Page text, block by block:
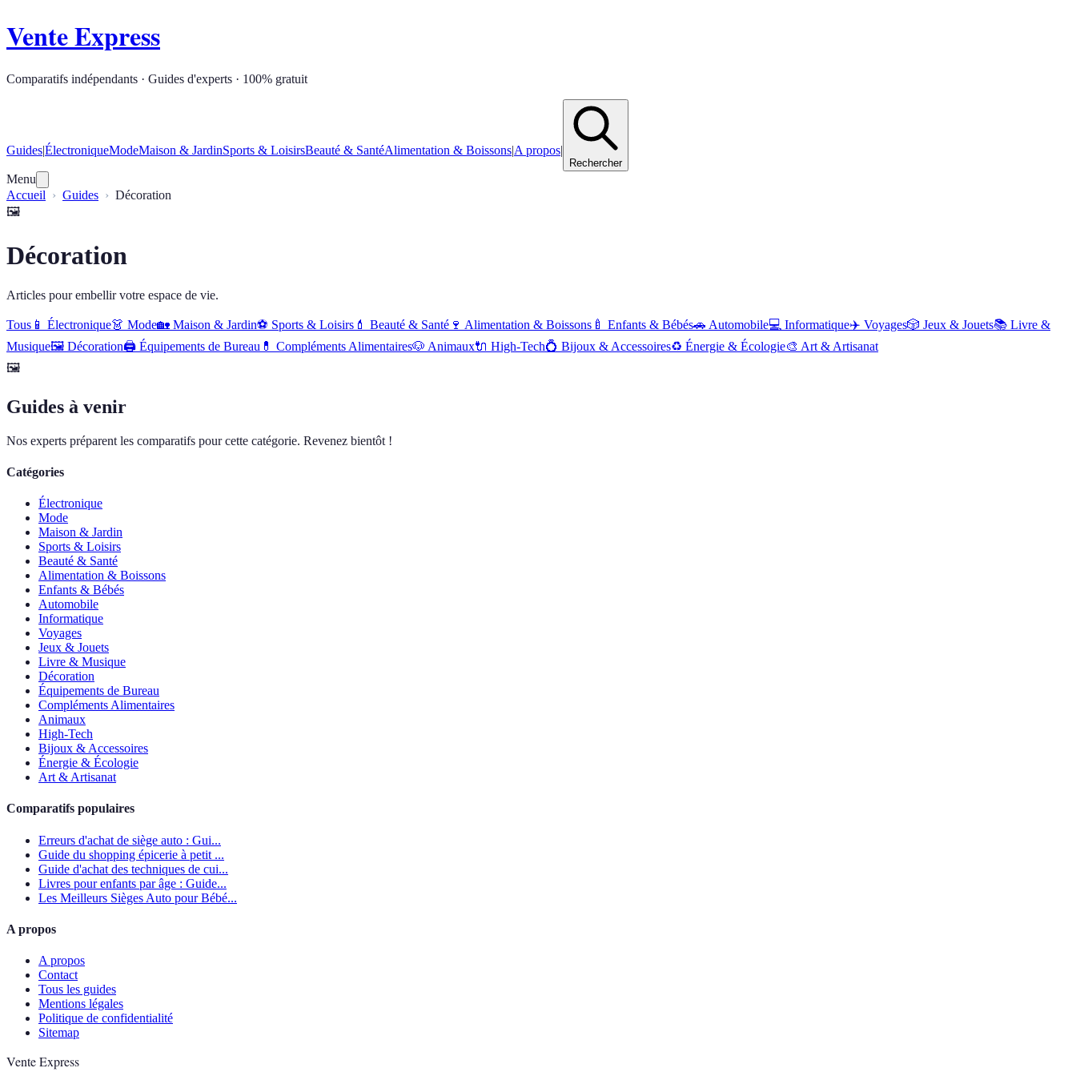
Vente Express
Comparatifs indépendants · Guides d'experts · 100% gratuit
Guides|ÉlectroniqueModeMaison & JardinSports & LoisirsBeauté & SantéAlimentation & Boissons|A propos|
Rechercher
Menu
Accueil
Guides
Décoration
🖼️
Décoration
Articles pour embellir votre espace de vie.
Tous 📱 Électronique👗 Mode🏡 Maison & Jardin⚽ Sports & Loisirs 💄 Beauté & Santé 🍷 Alimentation & Boissons 🍼 Enfants & Bébés🚗 Automobile💻 Informatique✈️ Voyages🎲 Jeux & Jouets📚 Livre &
Musique🖼️ Décoration🖨️ Équipements de Bureau 💊 Compléments Alimentaires🐶 Animaux🔌 High-Tech💍 Bijoux & Accessoires♻️ Énergie & Écologie🎨 Art & Artisanat
🖼️
Guides à venir
Nos experts préparent les comparatifs pour cette catégorie. Revenez bientôt !
Catégories
Électronique
Mode
Maison & Jardin
Sports & Loisirs
Beauté & Santé
Alimentation & Boissons
Enfants & Bébés
Automobile
Informatique
Voyages
Jeux & Jouets
Livre & Musique
Décoration
Équipements de Bureau
Compléments Alimentaires
Animaux
High-Tech
Bijoux & Accessoires
Énergie & Écologie
Art & Artisanat
Comparatifs populaires
Erreurs d'achat de siège auto : Gui...
Guide du shopping épicerie à petit ...
Guide d'achat des techniques de cui...
Livres pour enfants par âge : Guide...
Les Meilleurs Sièges Auto pour Bébé...
A propos
A propos
Contact
Tous les guides
Mentions légales
Politique de confidentialité
Sitemap
Vente Express